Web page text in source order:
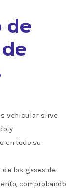
de
vehicular sirve
y
en todo su
los gases de
comprobando